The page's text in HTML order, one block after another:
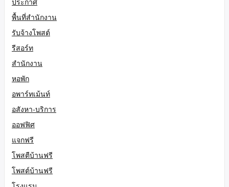
พื้นที่สำนักงาน
รับจ้างโพสต์
รีสอร์ท
สำนักงาน
หอพัก
อพาร์ทเม้นท์
อสังหา-บริการ
ออฟฟิศ
แจกฟรี
โพสตืบ้านฟรี
โพสต์บ้านฟรี